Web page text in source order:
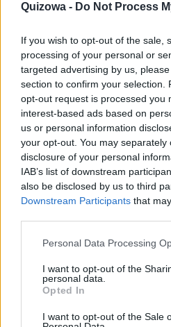
Quizowa - Do Not Process
If you wish to opt-out of the sale,
processing of your personal or
targeted advertising by us,
section to confirm your selection.
opt-out request is processed you
interest-based ads based on
us or personal information
your opt-out. You may
disclosure of your personal
IAB’s list of downstream
also be disclosed by us to third
Downstream Participants that
Personal Data Processing
I want to opt-out of the
personal data.
Opted In
I want to opt-out of the Sale
Czy rozpoznasz
Polityka·Ludzie
Co wiemy na temat
politycznych róż...
·Ludzie
Czy znasz ciekawostki